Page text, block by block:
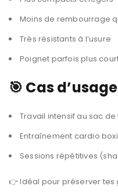
Moins de rembourrage
Très résistants à l’usure
Poignet parfois plus
🎯 Cas
Travail intensif au sac
Entraînement cardio
Sessions répétitives
👉 Idéal pour préserver tes